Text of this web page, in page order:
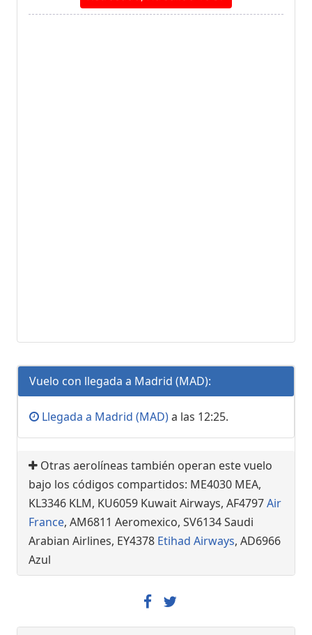
Vuelo con llegada a Madrid (MAD):
Llegada a Madrid (MAD)a las 12:25.
Otras aerolíneas también operan este vuelo
bajo los códigos compartidos: ME4030 MEA,
KL3346 KLM, KU6059 Kuwait Airways, AF4797Air
France, AM6811 Aeromexico, SV6134 Saudi
Arabian Airlines, EY4378 Etihad Airways, AD6966
Azul